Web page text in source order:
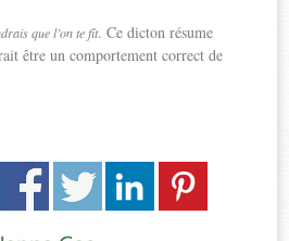
que l’on te fît. Ce dicton résume
être un comportement correct de